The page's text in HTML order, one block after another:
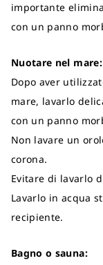
importante
con un panno
Nuotare nel mare:
Dopo aver
mare, lavarlo
con un panno
Non lavare un
corona.
Evitare di lavarlo
Lavarlo in acqua
recipiente.
Bagno o sauna: